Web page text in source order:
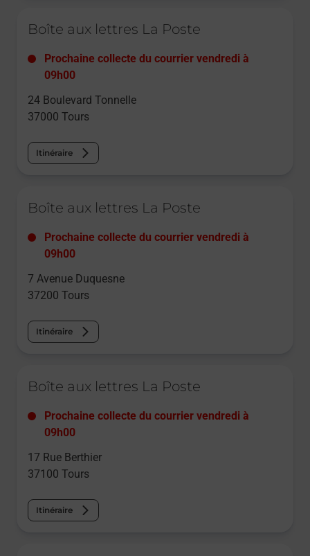
Boîte aux lettres La Poste
Prochaine collecte du courrier vendredi à
09h00
24 Boulevard Tonnelle
37000 Tours
Itinéraire
Boîte aux lettres La Poste
Prochaine collecte du courrier vendredi à
09h00
7 Avenue Duquesne
37200 Tours
Itinéraire
Boîte aux lettres La Poste
Prochaine collecte du courrier vendredi à
09h00
17 Rue Berthier
37100 Tours
Itinéraire